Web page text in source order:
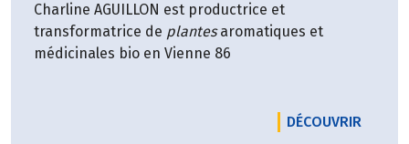
Charline AGUILLON est productrice et
transformatrice de plantesaromatiques et
médicinales bio en Vienne 86
DÉCOUVRIR